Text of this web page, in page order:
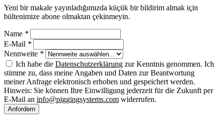
Yeni bir makale yayınladığımızda küçük bir bildirim almak için
bültenimize abone olmaktan çekinmeyin.
Name *
E-Mail *
Nennweite *
Ich habe die Datenschutzerklärung zur Kenntnis genommen. Ich
stimme zu, dass meine Angaben und Daten zur Beantwortung
meiner Anfrage elektronisch erhoben und gespeichert werden.
Hinweis: Sie können Ihre Einwilligung jederzeit für die Zukunft per
E-Mail an info@piggingsystems.com widerrufen.
Anfordern